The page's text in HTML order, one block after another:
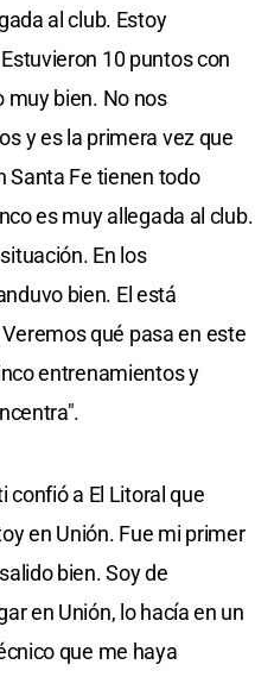
al club. Estoy
10 puntos con
muy bien. No nos
y es la primera vez que
Santa Fe tienen todo
es muy allegada al club.
En los
bien. El está
qué pasa en este
entrenamientos y
confió a El Litoral que
en Unión. Fue mi primer
bien. Soy de
en Unión, lo hacía en un
que me haya